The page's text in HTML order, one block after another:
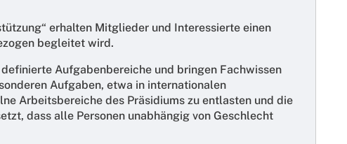
erhalten Mitglieder und Interessierte einen
begleitet wird.
Aufgabenbereiche und bringen Fachwissen
Aufgaben, etwa in internationalen
Arbeitsbereiche des Präsidiums zu entlasten und die
dass alle Personen unabhängig von Geschlecht